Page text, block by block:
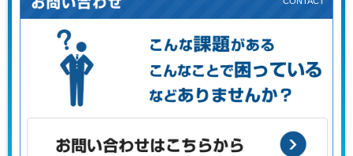
こんな課題がある、こんなことで困っている、などありませ